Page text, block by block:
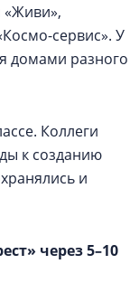
«Живи»,
сервис». У
домами разного
Коллеги
к созданию
и
через 5–10